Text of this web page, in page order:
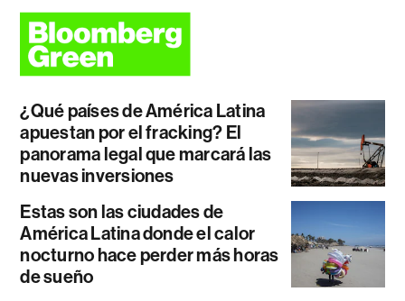
¿Qué países de América Latina
apuestan por el fracking? El
panorama legal que marcará las
nuevas inversiones
Estas son las ciudades de
América Latina donde el calor
nocturno hace perder más horas
de sueño